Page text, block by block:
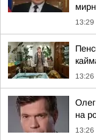
13:29
13:26
на
13:26